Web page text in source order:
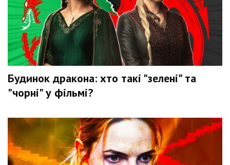
Будинок дракона: хто такі "зелені" та
"чорні" у фільмі?